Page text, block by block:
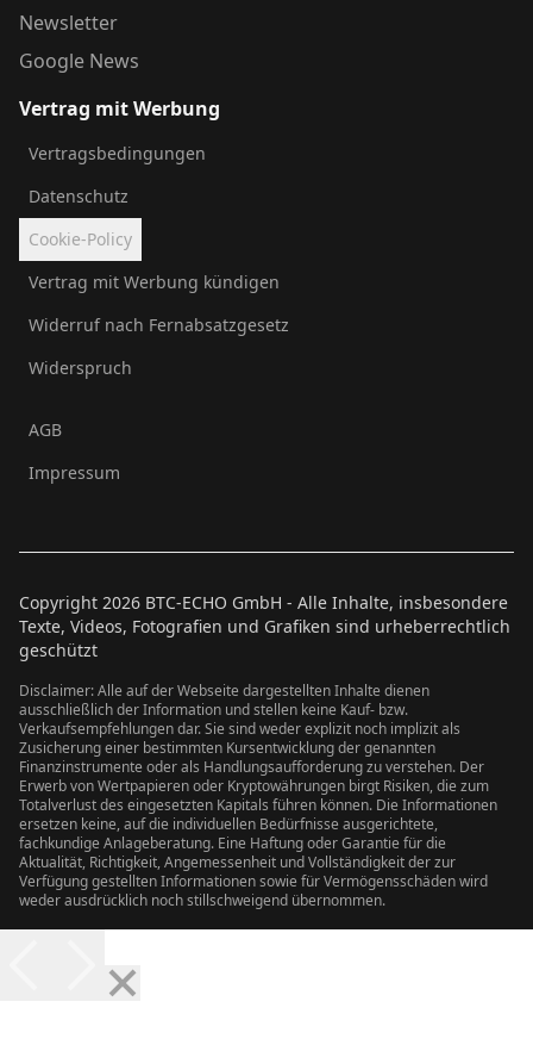
Newsletter
Google News
Vertrag mit Werbung
Vertragsbedingungen
Datenschutz
Cookie-Policy
Vertrag mit Werbung kündigen
Widerruf nach Fernabsatzgesetz
Widerspruch
AGB
Impressum
Copyright 2026 BTC-ECHO GmbH - Alle Inhalte, insbesondere
Texte, Videos, Fotografien und Grafiken sind urheberrechtlich
geschützt
Disclaimer: Alle auf der Webseite dargestellten Inhalte dienen
ausschließlich der Information und stellen keine Kauf- bzw.
Verkaufsempfehlungen dar. Sie sind weder explizit noch implizit als
Zusicherung einer bestimmten Kursentwicklung der genannten
Finanzinstrumente oder als Handlungsaufforderung zu verstehen. Der
Erwerb von Wertpapieren oder Kryptowährungen birgt Risiken, die zum
Totalverlust des eingesetzten Kapitals führen können. Die Informationen
ersetzen keine, auf die individuellen Bedürfnisse ausgerichtete,
fachkundige Anlageberatung. Eine Haftung oder Garantie für die
Aktualität, Richtigkeit, Angemessenheit und Vollständigkeit der zur
Verfügung gestellten Informationen sowie für Vermögensschäden wird
weder ausdrücklich noch stillschweigend übernommen.